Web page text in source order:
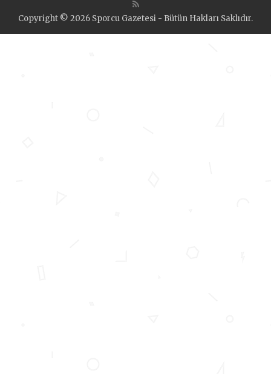
Copyright © 2026 Sporcu Gazetesi - Bütün Hakları Saklıdır.